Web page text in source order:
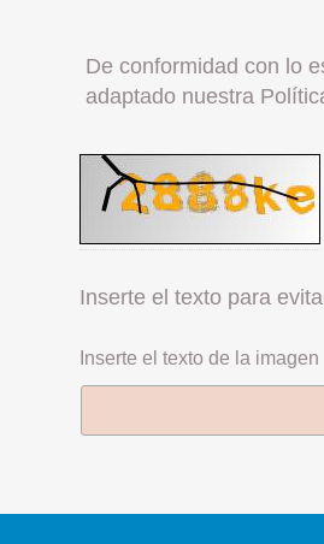
De conformidad con lo
adaptado nuestra
Inserte el texto para
Inserte el texto de la imagen